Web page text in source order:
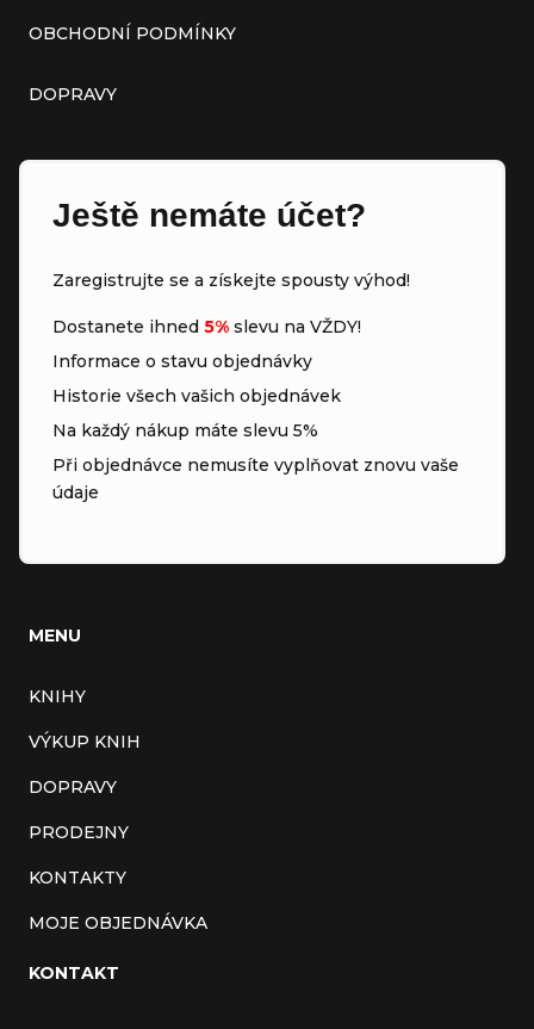
OBCHODNÍ PODMÍNKY
DOPRAVY
Ještě nemáte účet?
Zaregistrujte se a získejte spousty výhod!
Dostanete ihned 5% slevu na VŽDY!
Informace o stavu objednávky
Historie všech vašich objednávek
Na každý nákup máte slevu 5%
Při objednávce nemusíte vyplňovat znovu vaše
údaje
MENU
KNIHY
VÝKUP KNIH
DOPRAVY
PRODEJNY
KONTAKTY
MOJE OBJEDNÁVKA
KONTAKT